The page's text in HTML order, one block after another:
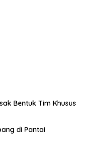
Bentuk Tim Khusus
di Pantai